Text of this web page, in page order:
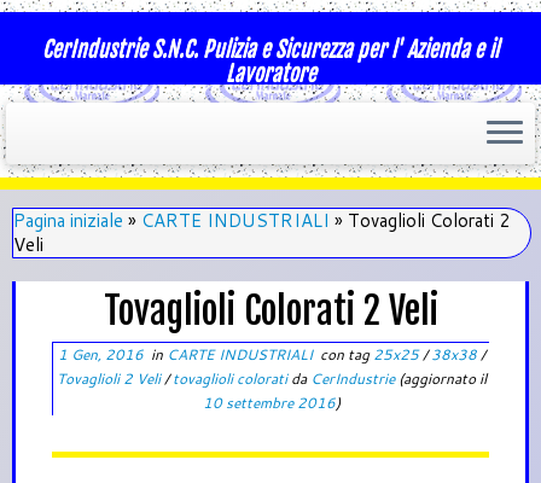
CerIndustrie S.N.C. Pulizia e Sicurezza per l' Azienda e il
Lavoratore
Pagina iniziale » CARTE INDUSTRIALI » Tovaglioli Colorati 2
Veli
Tovaglioli Colorati 2 Veli
1 Gen, 2016in CARTE INDUSTRIALI con tag25x25/38x38/
Tovaglioli 2 Veli/tovaglioli coloratida CerIndustrie(aggiornato il
10 settembre 2016)